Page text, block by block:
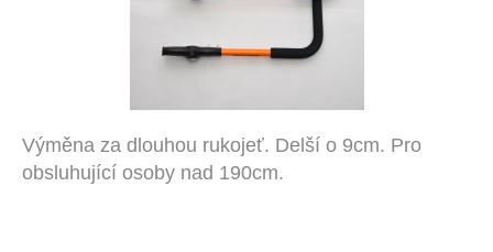
Výměna za dlouhou rukojeť. Delší o 9cm. Pro
obsluhující osoby nad 190cm.